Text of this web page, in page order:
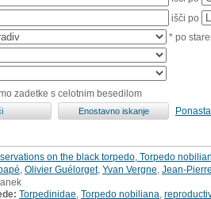
išči po
* po
zadetke s celotnim besedilom
on the black torpedo, Torpedo
Olivier Guélorget, Yvan Vergne Jean-
Torpedinidae Torpedo nobiliana